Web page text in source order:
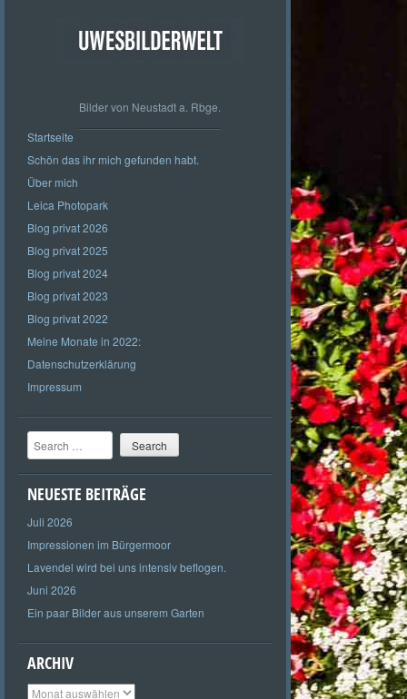
Bilder von Neustadt a. Rbge.
Startseite
Schön das ihr mich gefunden habt.
Über mich
Leica Photopark
Blog privat 2026
Blog privat 2025
Blog privat 2024
Blog privat 2023
Blog privat 2022
Meine Monate in 2022:
Datenschutzerklärung
Impressum
Search
NEUESTE BEITRÄGE
Juli 2026
Impressionen im Bürgermoor
Lavendel wird bei uns intensiv beflogen.
Juni 2026
Ein paar Bilder aus unserem Garten
ARCHIV
Archiv